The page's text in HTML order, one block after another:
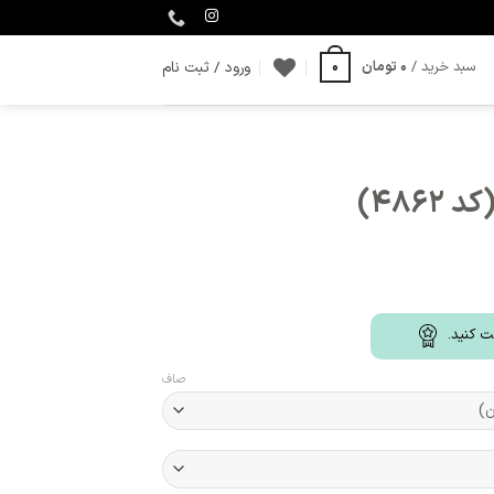
سبد خرید / 0 تومان 0 ورود / ثبت نام
کنید.
صاف